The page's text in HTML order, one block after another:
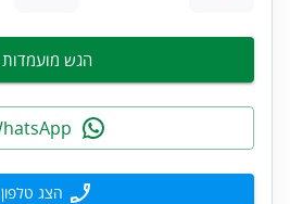
הגש מועמדות
הצג טלפון